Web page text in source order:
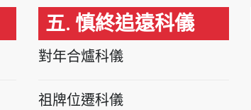
五. 慎終追遠科儀
對年合爐科儀
祖牌位遷科儀